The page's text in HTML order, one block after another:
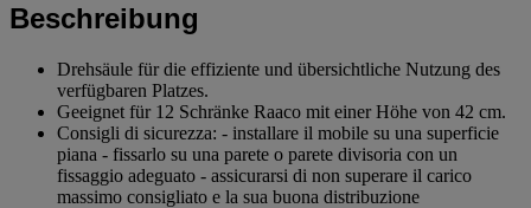
Beschreibung
Drehsäule für die effiziente und übersichtliche Nutzung des
verfügbaren Platzes.
Geeignet für 12 Schränke Raaco mit einer Höhe von 42 cm.
Consigli di sicurezza: - installare il mobile su una superficie
piana - fissarlo su una parete o parete divisoria con un
fissaggio adeguato - assicurarsi di non superare il carico
massimo consigliato e la sua buona distribuzione